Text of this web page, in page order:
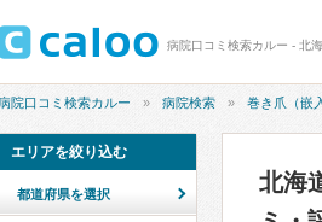
病院口コミ検索カルー - 北
院口コミ検索カルー 病院検索 巻き爪（嵌
北海
エリアを絞り込む
都道府県を選択